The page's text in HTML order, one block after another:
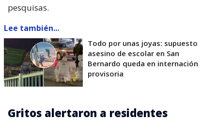
pesquisas.
Lee también...
Todo por unas joyas: supuesto
asesino de escolar en San
Bernardo queda en internación
provisoria
Gritos alertaron a residentes